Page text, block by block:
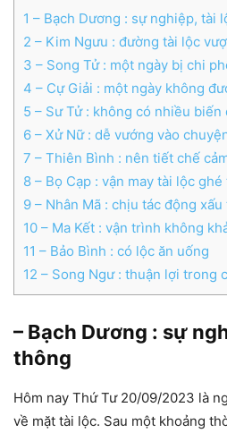
1 – Bạch Dương : sự nghiệp, tài
2 – Kim Ngưu : đường tài lộc
3 – Song Tử : một ngày bị chi
4 – Cự Giải : một ngày không
5 – Sư Tử : không có nhiều biến
6 – Xử Nữ : dễ vướng vào
7 – Thiên Bình : nên tiết chế
8 – Bọ Cạp : vận may tài lộc ghé
9 – Nhân Mã : chịu tác động
10 – Ma Kết : vận trình không
11 – Bảo Bình : có lộc ăn uống
12 – Song Ngư : thuận lợi trong
– Bạch Dương : sự
thông
Hôm nay Thứ Tư 20/09/2023 là
về mặt tài lộc. Sau một khoảng